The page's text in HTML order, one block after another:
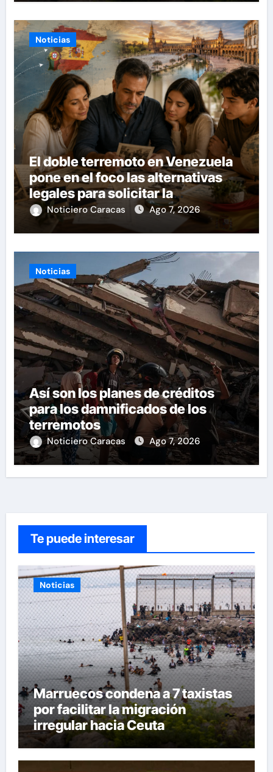
Noticias
El doble terremoto en Venezuela
pone en el foco las alternativas
legales para solicitar la
nacionalidad por parte de
personas con vínculos familiares
Noticiero Caracas Ago 7, 2026
Noticias
Así son los planes de créditos
para los damnificados de los
terremotos
Noticiero Caracas Ago 7, 2026
Te puede interesar
Noticias
Marruecos condena a 7 taxistas
por facilitar la migración
irregular hacia Ceuta